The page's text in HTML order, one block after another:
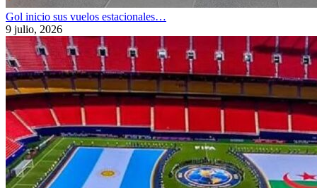
Gol inicio sus vuelos estacionales…
9 julio, 2026